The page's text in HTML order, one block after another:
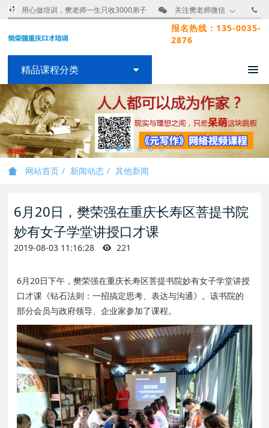
用心做培训，樊老师一生只收3000弟子 关注樊老师微信
报名热线：135-0035-
2876
精品课程分类
网站首页 新闻动态 其他新闻
6月20日，樊荣强在重庆长寿区菩提书院
妙有女子学堂讲授口才课
2019-08-03 11:16:28 221
6月20日下午，樊荣强在重庆长寿区菩提书院妙有女子学堂讲授
口才课《钻石法则：一招搞定思考、表达与沟通》。该书院的
部分会员与政府领导、企业家参加了课程。